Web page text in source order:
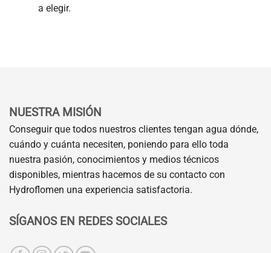
a elegir.
NUESTRA MISIÓN
Conseguir que todos nuestros clientes tengan agua dónde,
cuándo y cuánta necesiten, poniendo para ello toda
nuestra pasión, conocimientos y medios técnicos
disponibles, mientras hacemos de su contacto con
Hydroflomen una experiencia satisfactoria.
SÍGANOS EN REDES SOCIALES